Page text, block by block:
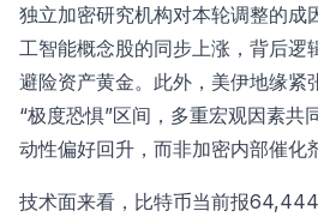
独立加密研究机构对本轮调整的成
工智能概念股的同步上涨，背后
避险资产黄金。此外，美伊地缘紧
“极度恐惧”区间，多重宏观因素共
动性偏好回升，而非加密内部催化
技术面来看，比特币当前报